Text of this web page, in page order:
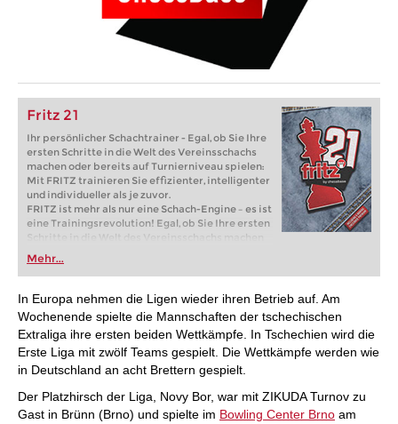
Fritz 21
Ihr persönlicher Schachtrainer - Egal, ob Sie Ihre
ersten Schritte in die Welt des Vereinsschachs
machen oder bereits auf Turnierniveau spielen:
Mit FRITZ trainieren Sie effizienter, intelligenter
und individueller als je zuvor.
FRITZ ist mehr als nur eine Schach-Engine – es ist
eine Trainingsrevolution! Egal, ob Sie Ihre ersten
Schritte in die Welt des Vereinsschachs machen
oder bereits auf Turnierniveau spielen: Mit
FRITZ trainieren Sie effizienter, intelligenter und
individueller als je zuvor.
Mehr...
In Europa nehmen die Ligen wieder ihren Betrieb auf. Am
Wochenende spielte die Mannschaften der tschechischen
Extraliga ihre ersten beiden Wettkämpfe. In Tschechien wird die
Erste Liga mit zwölf Teams gespielt. Die Wettkämpfe werden wie
in Deutschland an acht Brettern gespielt.
Der Platzhirsch der Liga, Novy Bor, war mit ZIKUDA Turnov zu
Gast in Brünn (Brno) und spielte im Bowling Center Brno am